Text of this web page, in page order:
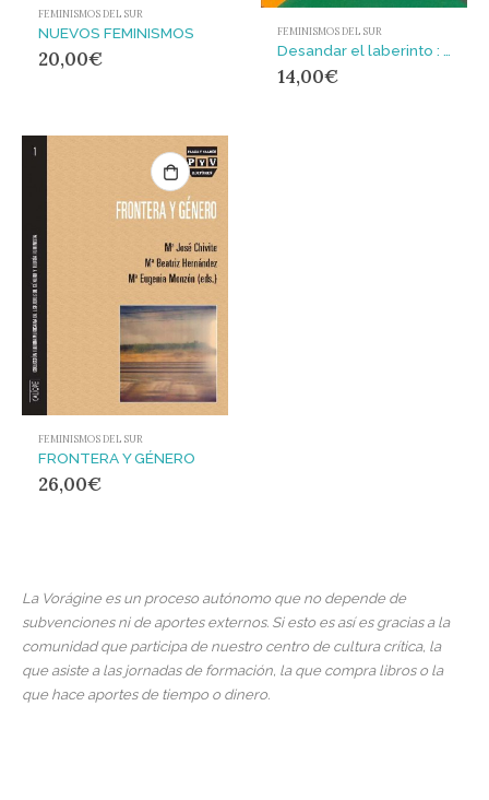
FEMINISMOS DEL SUR
NUEVOS FEMINISMOS
20,00€
FEMINISMOS DEL SUR
14,00€
FEMINISMOS DEL SUR
FRONTERA Y GÉNERO
26,00€
La Vorágine es un proceso autónomo que no depende de
subvenciones ni de aportes externos. Si esto es así es gracias a la
comunidad que participa de nuestro centro de cultura crítica, la
que asiste a las jornadas de formación, la que compra libros o la
que hace aportes de tiempo o dinero.